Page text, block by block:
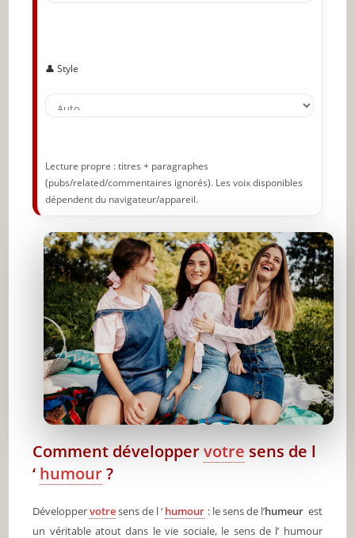
👤 Style
Lecture propre : titres + paragraphes
(pubs/related/commentaires ignorés). Les voix disponibles
dépendent du navigateur/appareil.
Comment développervotre sens de l
‘ humour?
Développervotresens de l ‘ humour : le sens de l’humeur est
un véritable atout dans le vie sociale, le sens de l’ humour